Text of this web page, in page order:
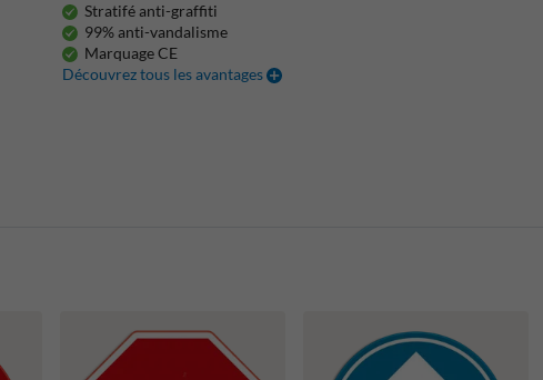
Stratifé anti-graffiti
99% anti-vandalisme
Marquage CE
Découvrez tous les avantages